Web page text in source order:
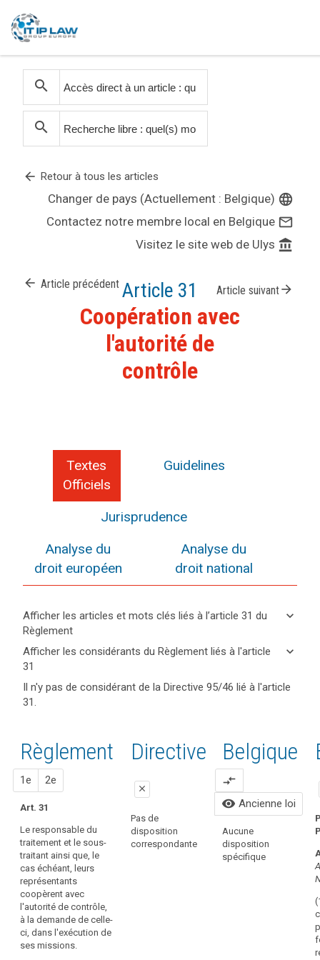
search
search
arrow_back Retour à tous les articles
Changer de pays (Actuellement : Belgique) language
Contactez notre membre local en Belgique mail_outline
Visitez le site web de Ulys account_balance
arrow_back Article précédent Article 31 Article suivantarrow_forward
Coopération avec
l'autorité de
contrôle
Textes
Officiels
Guidelines
Jurisprudence
Analyse du
droit européen
Analyse du
droit national
Afficher les articles et mots clés liés à l’article 31 du
Règlement
keyboard_arrow_down
Cacher
les
et
mots
l’article
31
keyboard_arrow_up
Mots
31
autorité
de
contrôle
Afficher les considérants du Règlement liés à l'article
31
keyboard_arrow_down
Cacher les
considérants
liés à l'article
31
keyboard_arrow_up
que
chaque
autorité
de
contrôle
soit
dotée
des
moyens
financiers
et
humains,
ainsi
que
Il n'y pas de considérant de la Directive 95/46 lié à l'article
31.
Règlement
1e 2e
Art. 31
Le responsable du
traitement et le sous-
traitant ainsi que, le
cas échéant, leurs
représentants
coopèrent avec
l'autorité de contrôle,
à la demande de celle-
ci, dans l'exécution de
ses missions.
Proposition
1
Pas de
disposition
Proposition
2
Pas de
disposition
Directive
close
Pas de
disposition
correspondante
Belgique
compare_arrows
visibility Ancienne loi
Aucune
disposition
spécifique